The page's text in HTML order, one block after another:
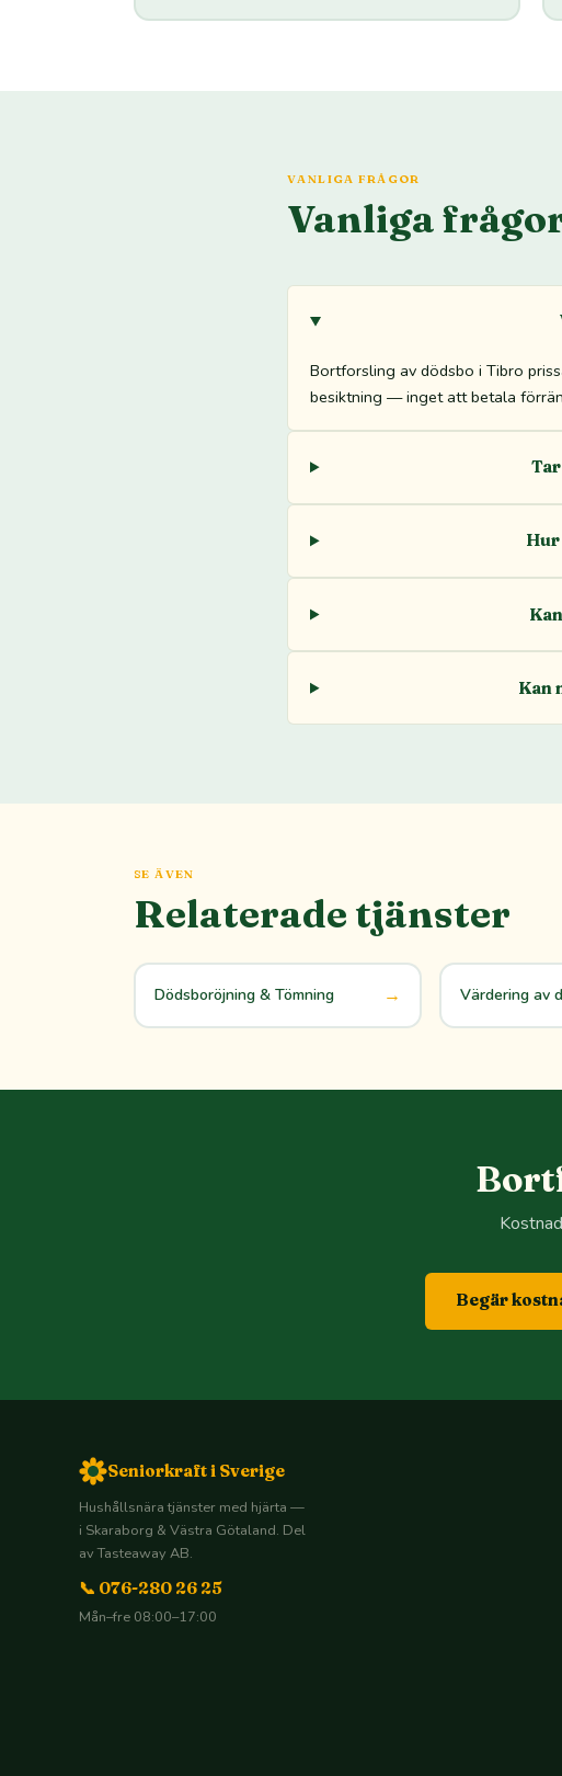
VANLIGA FRÅGOR
Vanliga
Bortforsling av dödsbo i Tibro
besiktning — inget att betala
Kan
SE ÄVEN
Relaterade tjänster
Dödsboröjning & Tömning → Värdering av
Begär
Seniorkraft i Sverige
Hushållsnära tjänster med hjärta —
i Skaraborg & Västra Götaland. Del
av Tasteaway AB.
📞 076-280 26 25
Mån–fre 08:00–17:00